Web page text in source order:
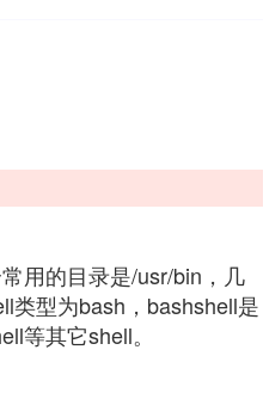
用的目录是/usr/bin，几
类型为bash，bashshell是
等其它shell。